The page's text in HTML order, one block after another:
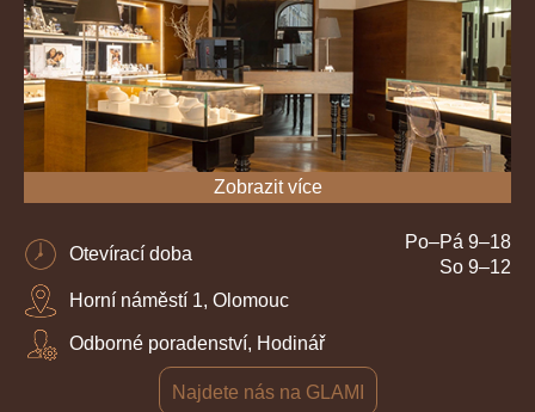
Zobrazit více
Otevírací doba
Po–Pá 9–18
So 9–12
Horní náměstí 1, Olomouc
Odborné poradenství, Hodinář
Najdete nás na GLAMI